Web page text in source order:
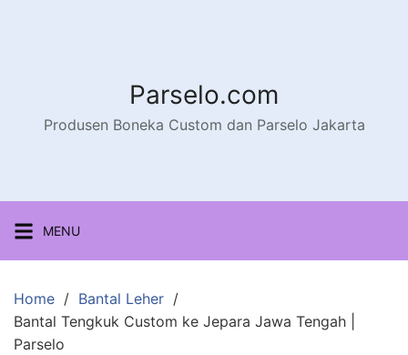
Parselo.com
Produsen Boneka Custom dan Parselo Jakarta
MENU
Home
Bantal Leher
Bantal Tengkuk Custom ke Jepara Jawa Tengah |
Parselo